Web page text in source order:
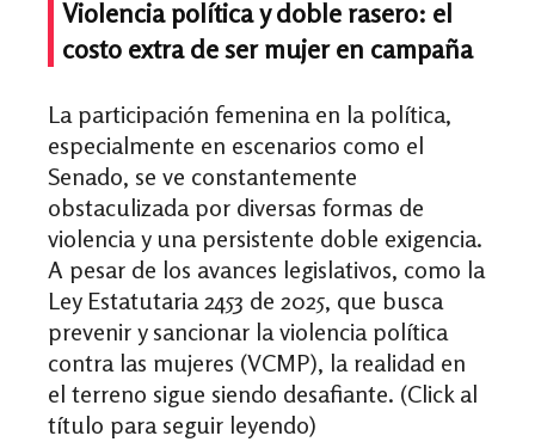
Violencia política y doble rasero: el
costo extra de ser mujer en campaña
La participación femenina en la política,
especialmente en escenarios como el
Senado, se ve constantemente
obstaculizada por diversas formas de
violencia y una persistente doble exigencia.
A pesar de los avances legislativos, como la
Ley Estatutaria 2453 de 2025, que busca
prevenir y sancionar la violencia política
contra las mujeres (VCMP), la realidad en
el terreno sigue siendo desafiante. (Click al
título para seguir leyendo)